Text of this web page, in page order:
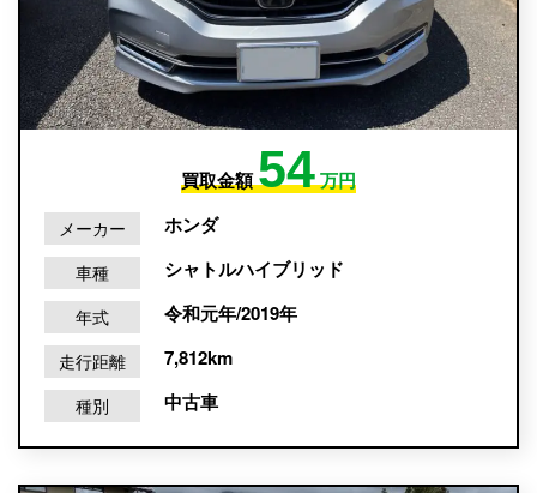
買取金額54万円
メーカー ホンダ
車種 シャトルハイブリッド
年式 令和元年/2019年
走行距離 7,812km
種別 中古車